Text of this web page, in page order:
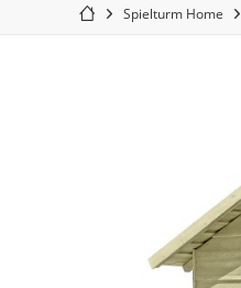
Spielturm Home